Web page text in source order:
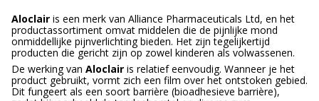
Aloclair is een merk van Alliance Pharmaceuticals Ltd, en het
productassortiment omvat middelen die de pijnlijke mond
onmiddellijke pijnverlichting bieden. Het zijn tegelijkertijd
producten die gericht zijn op zowel kinderen als volwassenen.
De werking van Aloclair is relatief eenvoudig. Wanneer je het
product gebruikt, vormt zich een film over het ontstoken gebied.
Dit fungeert als een soort barrière (bioadhesieve barrière),